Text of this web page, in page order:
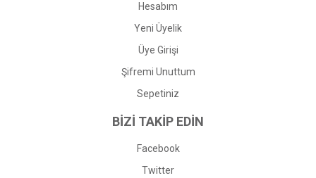
Hesabım
Yeni Üyelik
Üye Girişi
Şifremi Unuttum
Sepetiniz
BİZİ TAKİP EDİN
Facebook
Twitter